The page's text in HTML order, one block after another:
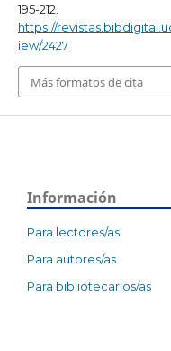
195-212.
https://
iew/2427
Más formatos de cita
Información
Para lectores/as
Para autores/as
Para bibliotecarios/as